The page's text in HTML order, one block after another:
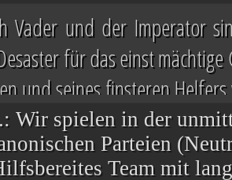
Vader und der Imperator
für das einst
und seines finsteren
herrscht auf vielen Welten,
.: Wir spielen in der
Parteien
Team mit